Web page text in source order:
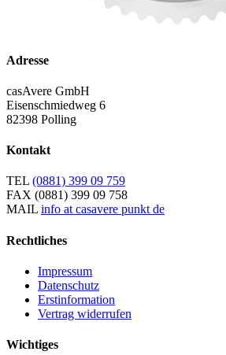
Adresse
casAvere GmbH
Eisenschmiedweg 6
82398 Polling
Kontakt
TEL (0881) 399 09 759
FAX (0881) 399 09 758
MAIL info at casavere punkt de
Rechtliches
Impressum
Datenschutz
Erstinformation
Vertrag widerrufen
Wichtiges